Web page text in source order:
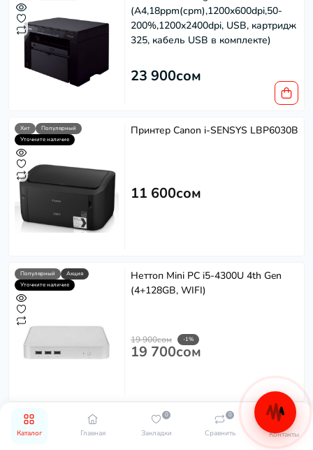
Каталог Главная Закладки
0
Сравнить
0
Контакты
(A4,18ppm(cpm),1200x600dpi,50-
200%,1200x2400dpi, USB, картридж
325, кабель USB в комплекте)
23 900сом
Хит
Популярный
Уточните наличие
Принтер Canon i-SENSYS LBP6030B
11 600сом
Популярный
Акция
Уточните наличие
Неттоп Mini PC i5-4300U 4th Gen
(4+128GB, WIFI)
19 900сом -1%
19 700сом
Популярный
Уточните наличие
Оперативная память Patriot
PV316G160C0K Viper III DDR3
Эффективность в каждом решении
Powered byReplai
S
Чем можем помочь?